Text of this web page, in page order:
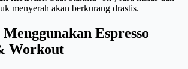
menyerah akan berkurang drastis.
Espresso
Workout